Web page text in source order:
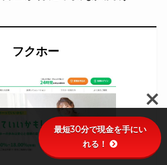
フクホー
最短30分で現金を手にい
れる！